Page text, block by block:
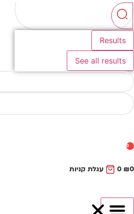
Results
See all results
0
₪0
0 עגלת קניות